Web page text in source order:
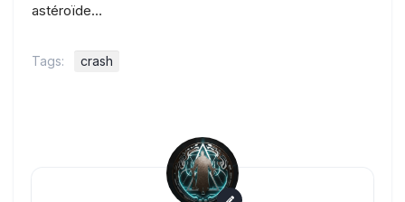
astéroïde…
Tags: crash